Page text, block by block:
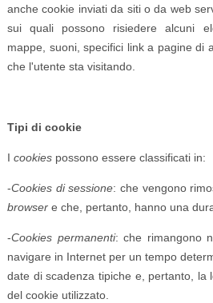
anche cookie inviati da siti o da web
sui quali possono risiedere alcuni
mappe, suoni, specifici link a pagine di
che l'utente sta visitando.
Tipi di cookie
I cookies possono essere classificati in:
-Cookies di sessione: che vengono
browsere che, pertanto, hanno una
-Cookies permanenti: che rimangono
navigare in Internet per un tempo
date di scadenza tipiche e, pertanto, la
del cookie utilizzato.